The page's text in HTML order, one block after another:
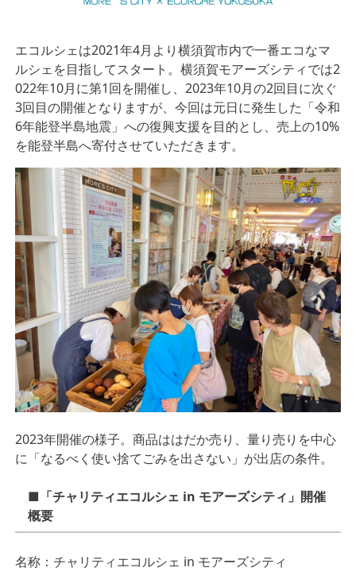
エコルシェは2021年4月より横須賀市内で一番エコなマ
ルシェを目指してスタート。横須賀モアーズシティでは2
022年10月に第1回を開催し、2023年10月の2回目に次ぐ
3回目の開催となりますが、今回は元日に発生した「令和
6年能登半島地震」への復興支援を目的とし、売上の10%
を能登半島へ寄付させていただきます。
2023年開催の様子。商品ははだか売り、量り売りを中心
に「なるべく使い捨てごみを出さない」が出店の条件。
■「チャリティエコルシェ in モアーズシティ」開催
概要
名称：チャリティエコルシェ in モアーズシティ